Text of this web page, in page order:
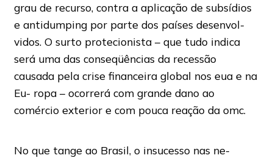
grau de recurso, contra a aplicação de subsídios
e antidumping por parte dos países desenvol-
vidos. O surto protecionista – que tudo indica
será uma das conseqüências da recessão
causada pela crise financeira global nos eua e na
Eu- ropa – ocorrerá com grande dano ao
comércio exterior e com pouca reação da omc.
No que tange ao Brasil, o insucesso nas ne-